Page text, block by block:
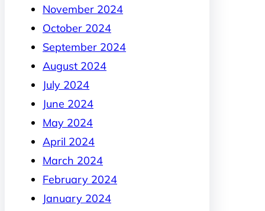
November 2024
October 2024
September 2024
August 2024
July 2024
June 2024
May 2024
April 2024
March 2024
February 2024
January 2024